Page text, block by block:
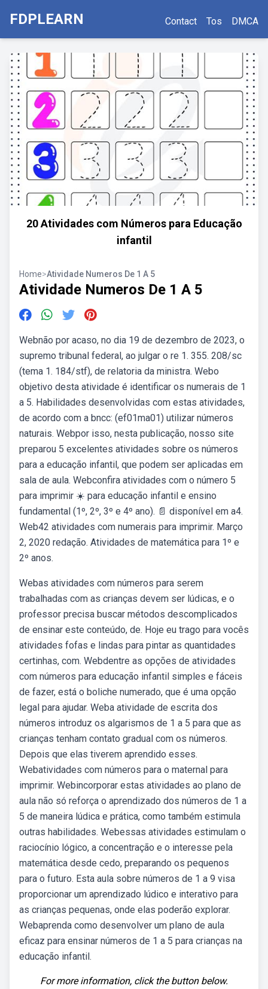
FDPLEARN Contact Tos DMCA
20 Atividades com Números para Educação
infantil
Home>Atividade Numeros De 1 A 5
Atividade Numeros De 1 A 5
Webnão por acaso, no dia 19 de dezembro de 2023, o
supremo tribunal federal, ao julgar o re 1. 355. 208/sc
(tema 1. 184/stf), de relatoria da ministra. Webo
objetivo desta atividade é identificar os numerais de 1
a 5. Habilidades desenvolvidas com estas atividades,
de acordo com a bncc: (ef01ma01) utilizar números
naturais. Webpor isso, nesta publicação, nosso site
preparou 5 excelentes atividades sobre os números
para a educação infantil, que podem ser aplicadas em
sala de aula. Webconfira atividades com o número 5
para imprimir ☀️ para educação infantil e ensino
fundamental (1º, 2º, 3º e 4º ano). 📄 disponível em a4.
Web42 atividades com numerais para imprimir. Março
2, 2020 redação. Atividades de matemática para 1º e
2º anos.
Webas atividades com números para serem
trabalhadas com as crianças devem ser lúdicas, e o
professor precisa buscar métodos descomplicados
de ensinar este conteúdo, de. Hoje eu trago para vocês
atividades fofas e lindas para pintar as quantidades
certinhas, com. Webdentre as opções de atividades
com números para educação infantil simples e fáceis
de fazer, está o boliche numerado, que é uma opção
legal para ajudar. Weba atividade de escrita dos
números introduz os algarismos de 1 a 5 para que as
crianças tenham contato gradual com os números.
Depois que elas tiverem aprendido esses.
Webatividades com números para o maternal para
imprimir. Webincorporar estas atividades ao plano de
aula não só reforça o aprendizado dos números de 1 a
5 de maneira lúdica e prática, como também estimula
outras habilidades. Webessas atividades estimulam o
raciocínio lógico, a concentração e o interesse pela
matemática desde cedo, preparando os pequenos
para o futuro. Esta aula sobre números de 1 a 9 visa
proporcionar um aprendizado lúdico e interativo para
as crianças pequenas, onde elas poderão explorar.
Webaprenda como desenvolver um plano de aula
eficaz para ensinar números de 1 a 5 para crianças na
educação infantil.
For more information, click the button below.